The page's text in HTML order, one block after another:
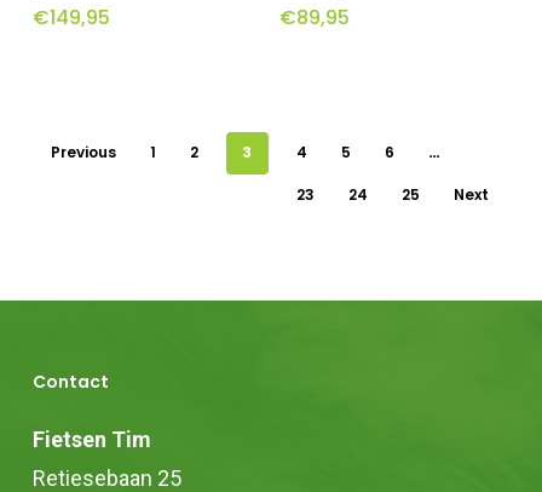
€149,95
€89,95
Previous 1 2 3 4 5 6 …
23 24 25 Next
Contact
Fietsen Tim
Retiesebaan 25